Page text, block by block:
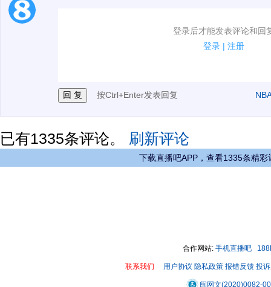
登录后才能发表评论和回
登录 | 注册
1.电脑端新用户可以发表评论了！
按Ctrl+Enter发表回复
已有1335条评论。 刷新评论
下载直播吧APP，查看1335条精彩
合作网站: 手机直播吧
联系我们 用户协议 隐私政策 报错反馈 投
闽网文(2020)0082-